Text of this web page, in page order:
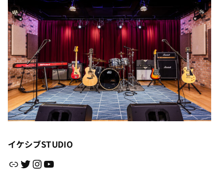
イケシブSTUDIO
リンクTwitter InstagramYouTube